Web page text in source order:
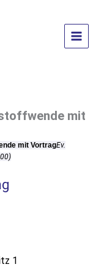
mit
mit VortragEv.
1